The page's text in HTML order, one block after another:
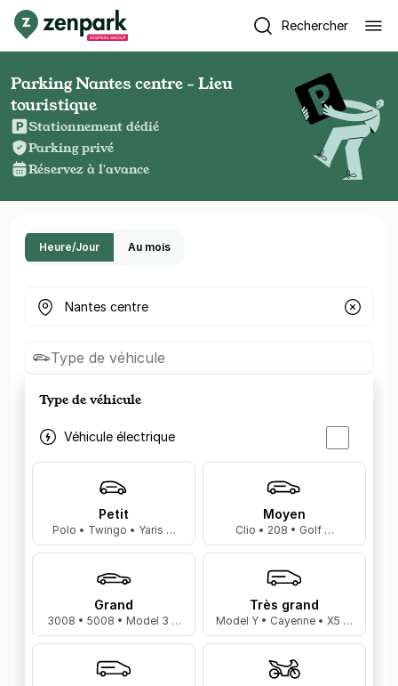
Rechercher
Parking Nantes centre - Lieu
touristique
Stationnement dédié
Parking privé
Réservez à l'avance
Heure/Jour Au mois
Où cherchez-vous un parking ?
Type de véhicule
Type de véhicule
Véhicule électrique
Petit
Polo • Twingo • Yaris …
Moyen
Clio • 208 • Golf …
Grand
3008 • 5008 • Model 3 …
Très grand
Model Y • Cayenne • X5 …